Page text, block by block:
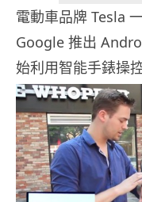
電動車品牌 Tesla
Google 推出
始利用智能手錶操